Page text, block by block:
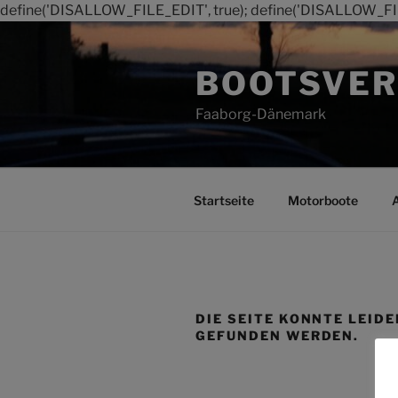
define('DISALLOW_FILE_EDIT', true);
Faaborg-Dänemark
Startseite Motorboote
DIE SEITE KONNTE
GEFUNDEN WERDEN.